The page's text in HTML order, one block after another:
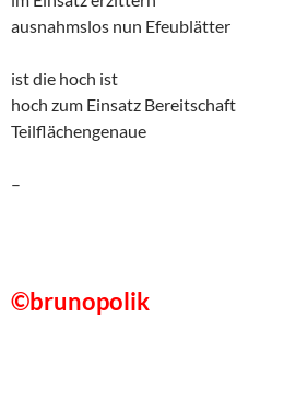
ausnahmslos nun Efeublätter
ist die hoch ist
hoch zum Einsatz Bereitschaft
Teilflächengenaue
–
©brunopolik